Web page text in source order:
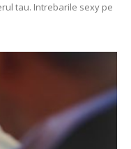
tau. Intrebarile sexy pe